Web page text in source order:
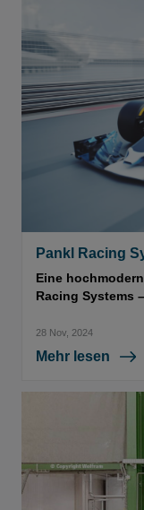
Pankl Racing
Eine
Racing Systems
28 Nov, 2024
Mehr lesen